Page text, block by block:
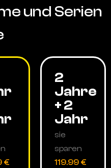
und Serien
€
2
Jahre
+ 2
Jahr
sie
sparen
119.99 €